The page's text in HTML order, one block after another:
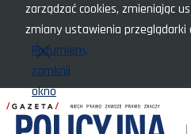
zarządzać cookies, zmieniając
zmiany ustawienia przeglądarki
Rozumiem,
zamknij
okno